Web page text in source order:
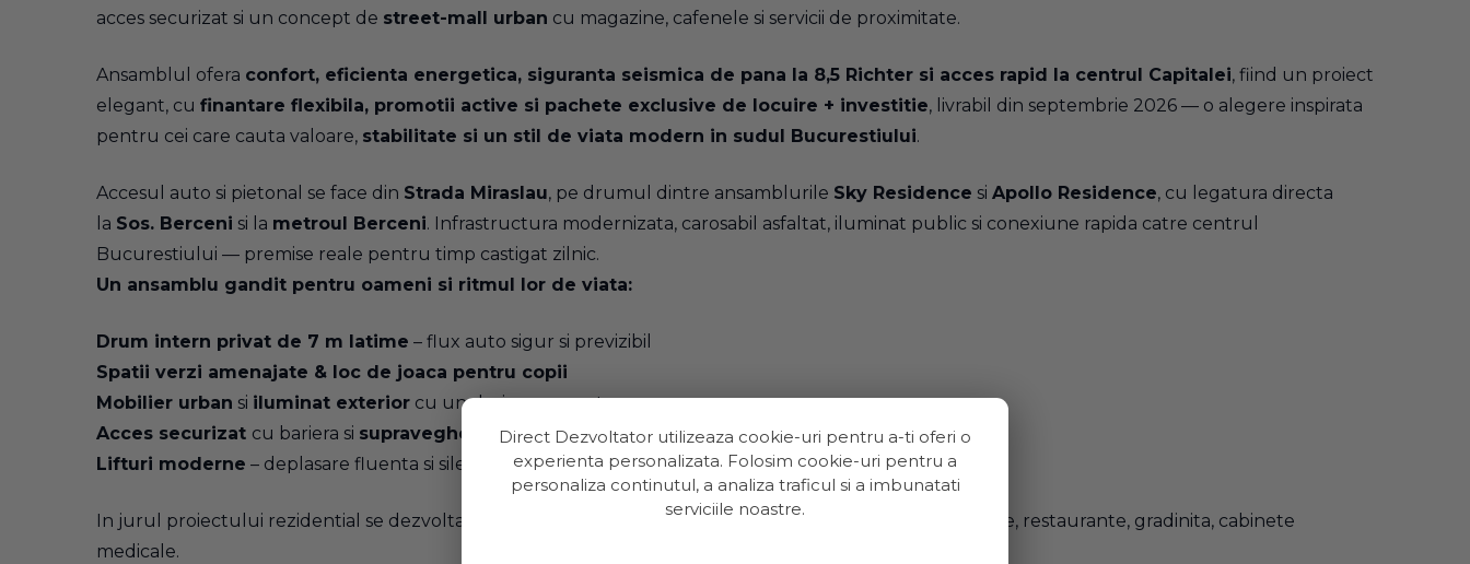
acces securizat si un concept de street-mall urban cu magazine, cafenele si servicii de proximitate.
Ansamblul ofera confort, eficienta energetica, siguranta seismica de pana la 8,5 Richter si acces rapid la centrul Capitalei, fiind un proiect
elegant, cu finantare flexibila, promotii active si pachete exclusive de locuire + investitie, livrabil din septembrie 2026 — o alegere inspirata
pentru cei care cauta valoare, stabilitate si un stil de viata modern in sudul Bucurestiului.
Accesul auto si pietonal se face din Strada Miraslau, pe drumul dintre ansamblurile Sky Residence si Apollo Residence, cu legatura directa
la Sos. Berceni si la metroul Berceni. Infrastructura modernizata, carosabil asfaltat, iluminat public si conexiune rapida catre centrul
Bucurestiului — premise reale pentru timp castigat zilnic.
Un ansamblu gandit pentru oameni si ritmul lor de viata:
Drum intern privat de 7 m latime – flux auto sigur si previzibil
Spatii verzi amenajate & loc de joaca pentru copii
Mobilier urban si iluminat exterior cu un design coerent
Acces securizat cu bariera si supraveghere video
Lifturi moderne – deplasare fluenta si silentioasa
In jurul proiectului rezidential se dezvolta un ecosistem de servicii zilnice: supermarket, farmacii, cafenele, restaurante, gradinita, cabinete
medicale.
Direct Dezvoltator utilizeaza cookie-uri pentru a-ti oferi o
experienta personalizata. Folosim cookie-uri pentru a
personaliza continutul, a analiza traficul si a imbunatati
serviciile noastre.